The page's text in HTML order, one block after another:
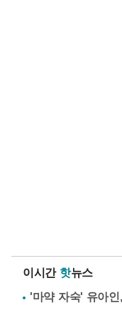
이시간 핫뉴스
'마약 자숙' 유아